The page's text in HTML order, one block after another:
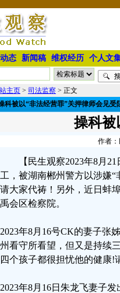
态 新闻稿 维权经历 个人文
主页 > 司法监察 > 正文
科被以“非法经营罪”关押律师会见受
操科被
作者：
【民生观察2023年8月
工，被湖南郴州警方以涉嫌
请大家代祷！另外，近日蚌
禹会区检察院。
2023年8月16号CK的妻子张
州看守所看望，但又是持续
四个孩子都很担忧他的健康!
2023年8月16日朱龙飞妻子